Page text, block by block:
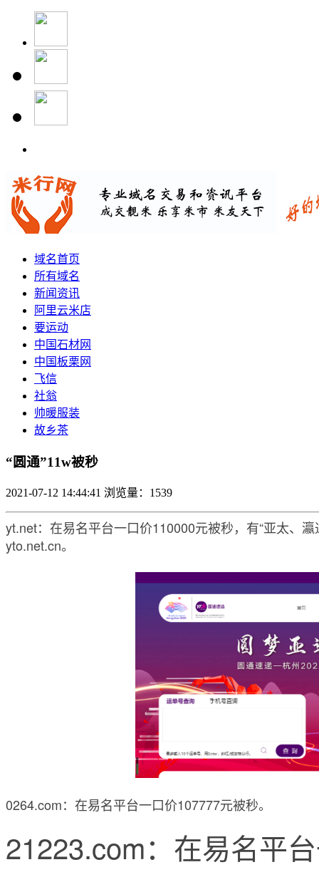
域名首页
所有域名
新闻资讯
阿里云米店
要运动
中国石材网
中国板栗网
飞信
社翁
帅暖服装
故乡茶
“圆通”11w被秒
2021-07-12 14:44:41 浏览量：1539
yt.net：在易名平台一口价110000元被秒，有“亚太、
yto.net.cn。
0264.com：在易名平台一口价107777元被秒。
21223.com：在易名平